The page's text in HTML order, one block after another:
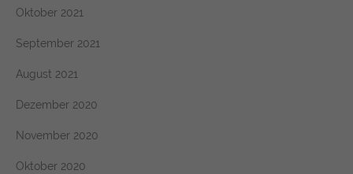
Oktober 2021
September 2021
August 2021
Dezember 2020
November 2020
Oktober 2020